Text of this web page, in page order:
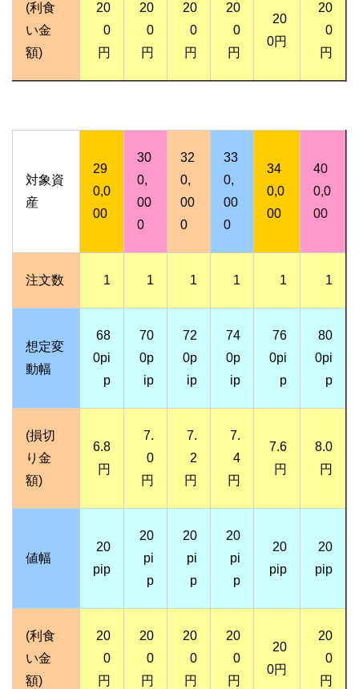
(利食
い金
額)
20
0
円
20
0
円
20
0
円
20
0
円
20
0円
20
0
円
対象資
産
29
0,0
00
30
0,
00
0
32
0,
00
0
33
0,
00
0
34
0,0
00
40
0,0
00
注文数 1 1 1 1 1 1
想定変
動幅
68
0pi
p
70
0p
ip
72
0p
ip
74
0p
ip
76
0pi
p
80
0pi
p
(損切
り金
額)
6.8
円
7.
0
円
7.
2
円
7.
4
円
7.6
円
8.0
円
値幅
20
pip
20
pi
p
20
pi
p
20
pi
p
20
pip
20
pip
(利食
い金
額)
20
0
円
20
0
円
20
0
円
20
0
円
20
0円
20
0
円